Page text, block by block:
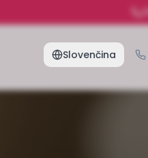
Slovenčina